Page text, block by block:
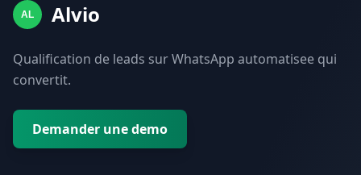
AL Alvio
Qualification de leads sur WhatsApp automatisee qui
convertit.
Demander une demo